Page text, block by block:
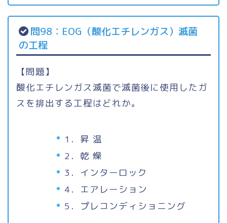
問98：EOG（酸化エチレンガス）滅菌
の工程
【問題】
酸化エチレンガス滅菌で滅菌後に使用したガ
スを排出する工程はどれか。
1．昇 温
2．乾 燥
3．インターロック
4．エアレーション
5．プレコンディショニング